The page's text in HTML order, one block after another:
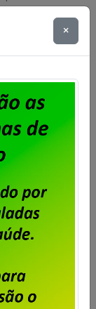
a
no
às
[…]
×